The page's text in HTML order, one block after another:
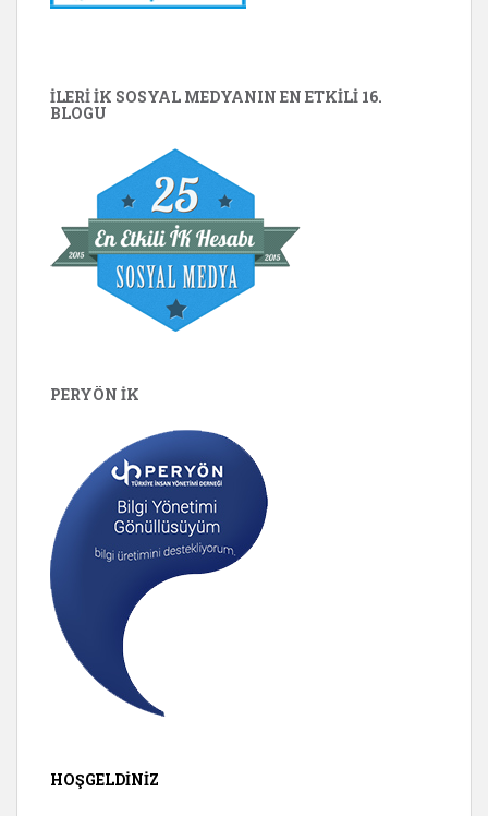
İLERİ İK SOSYAL MEDYANIN EN ETKILI 16.
BLOGU
PERYÖN İK
HOŞGELDINIZ